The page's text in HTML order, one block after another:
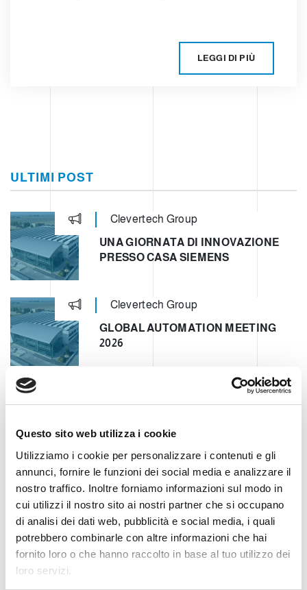
Questo sito web utilizza i cookie
Utilizziamo i cookie per personalizzare i contenuti e gli
annunci, fornire le funzioni dei social media e analizzare il
nostro traffico. Inoltre forniamo informazioni sul modo in
cui utilizzi il nostro sito ai nostri partner che si occupano
di analisi dei dati web, pubblicità e social media, i quali
potrebbero combinarle con altre informazioni che hai
fornito loro o che hanno raccolto in base al tuo utilizzo dei
loro servizi.
LEGGI DI PIÙ
ULTIMI POST
Clevertech Group
UNA GIORNATA DI INNOVAZIONE
PRESSO CASA SIEMENS
Clevertech Group
GLOBAL AUTOMATION MEETING
2026
OPERATION UNIT ROBOTICS & E-
Clevertech Group
LE POSIZIONI APERTE
AUMENTANO. I LAVORATORI
QUALIFICATI NO.
CATEGORIE